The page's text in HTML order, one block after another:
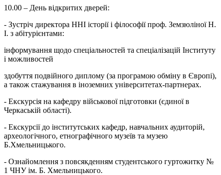
10.00 – День відкритих дверей:
- Зустріч директора ННІ історії і філософії проф. Земзюліної Н.
І. з абітурієнтами:
інформування щодо спеціальностей та спеціалізацій Інституту
і можливостей
здобуття подвійного диплому (за програмою обміну в Європі),
а також стажування в іноземних університетах-партнерах.
- Екскурсія на кафедру військової підготовки (єдиної в
Черкаській області).
- Екскурсії до інститутських кафедр, навчальних аудиторій,
археологічного, етнографічного музеїв та музею
Б.Хмельницького.
- Ознайомлення з повсякденням студентського гуртожитку №
1 ЧНУ ім. Б. Хмельницького.